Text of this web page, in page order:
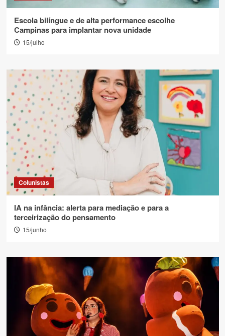
Escola bilíngue e de alta performance escolhe
Campinas para implantar nova unidade
15/julho
Colunistas
IA na infância: alerta para mediação e para a
terceirização do pensamento
15/junho